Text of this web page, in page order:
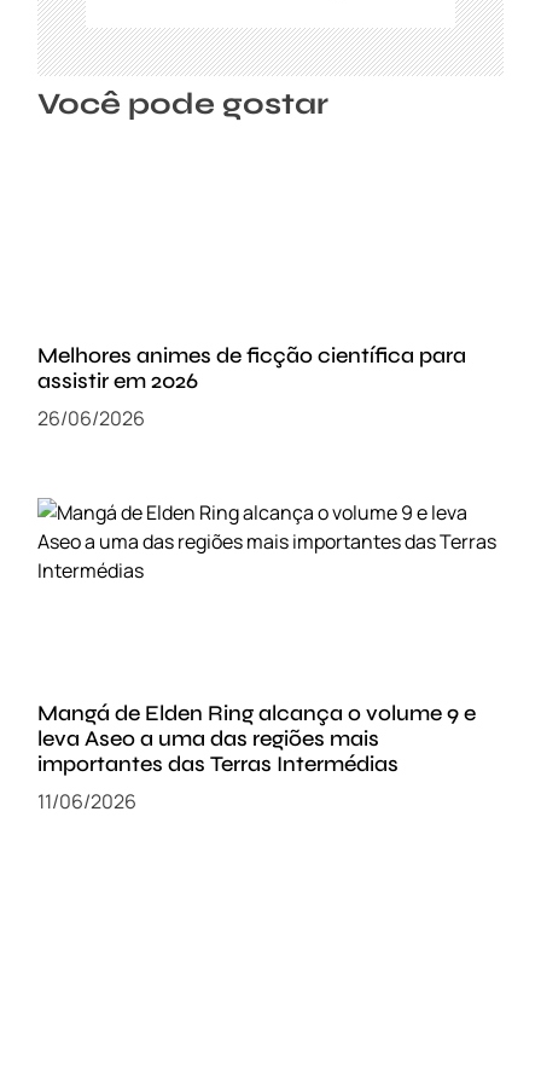
Você pode gostar
Melhores animes de ficção científica para
assistir em 2026
26/06/2026
Mangá de Elden Ring alcança o volume 9 e
leva Aseo a uma das regiões mais
importantes das Terras Intermédias
11/06/2026